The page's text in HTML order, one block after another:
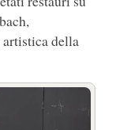
della